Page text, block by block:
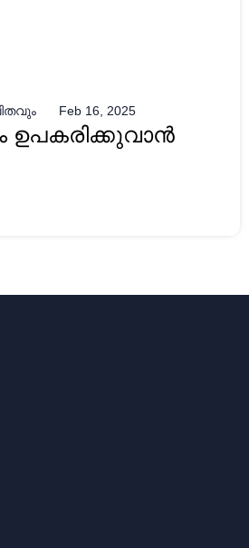
Feb 16, 2025
ഉപകരിക്കുവാൻ